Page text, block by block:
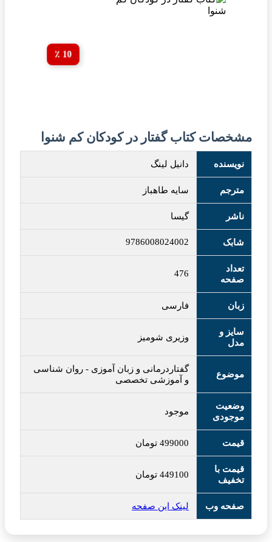
10 ٪
مشخصات کتاب گفتار در کودکان کم شنوا
نویسنده دانیل لینگ
مترجم سایه طاهباز
ناشر گیسا
شابک 9786008024002
تعداد
صفحه
476
زبان فارسی
سایز و
مدل
وزیری شومیز
موضوع
گفتاردرمانی و زبان آموزی - روان شناسی
و آموزشی تخصصی
وضعیت
موجودی
موجود
قیمت 499000 تومان
قیمت با
تخفیف
449100 تومان
صفحه وب لینک این صفحه